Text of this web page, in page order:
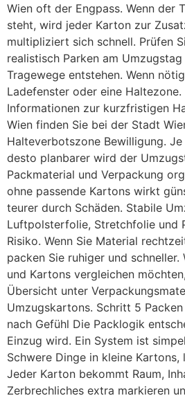
Wien oft der Engpass. Wenn der
steht, wird jeder Karton zur
multipliziert sich schnell. Prüfen
realistisch Parken am
Tragewege entstehen. Wenn
Ladefenster oder eine
Informationen zur kurzfristigen
Wien finden Sie bei der Stadt
Halteverbotszone Bewilligung.
desto planbarer wird der
Packmaterial und Verpackung
ohne passende Kartons wirkt
teurer durch Schäden. Stabile
Luftpolsterfolie, Stretchfolie und
Risiko. Wenn Sie Material
packen Sie ruhiger und schneller.
und Kartons vergleichen
Übersicht unter
Umzugskartons. Schritt 5
nach Gefühl Die Packlogik
Einzug wird. Ein System ist
Schwere Dinge in kleine
Jeder Karton bekommt Raum,
Zerbrechliches extra markieren